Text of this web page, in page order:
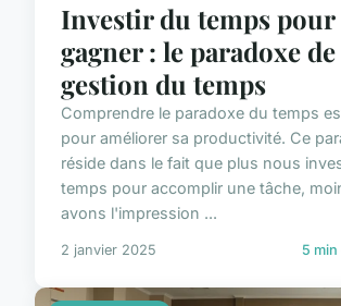
Investir du temps pour
gagner : le paradoxe de
gestion du temps
Comprendre le paradoxe du temps
pour améliorer sa productivité. Ce
réside dans le fait que plus nous
temps pour accomplir une tâche,
avons l'impression ...
2 janvier 2025 5